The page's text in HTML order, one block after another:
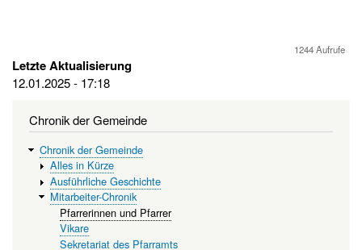
1244 Aufrufe
Letzte Aktualisierung
12.01.2025 - 17:18
Chronik der Gemeinde
Chronik der Gemeinde
Alles in Kürze
Ausführliche Geschichte
Mitarbeiter-Chronik
Pfarrerinnen und Pfarrer
Vikare
Sekretariat des Pfarramts